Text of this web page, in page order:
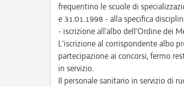
frequentino le scuole di
e 31.01.1998 - alla specifica
- iscrizione all’albo dell’Ordine dei
L’iscrizione al corrispondente albo
partecipazione ai concorsi, fermo
in servizio.
Il personale sanitario in servizio di